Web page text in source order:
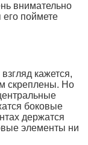
внимательно
его поймете
кажется,
скреплены. Но
боковые
держатся
элементы ни